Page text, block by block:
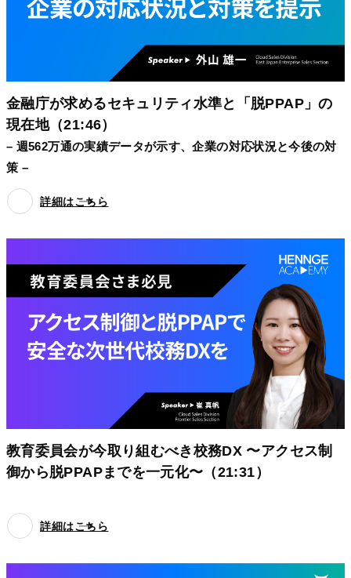
金融庁が求めるセキュリティ水準と「脱PPAP」の
現在地（21:46）
– 週562万通の実績データが示す、企業の対応状況と今後の対
策 –
詳細はこちら
教育委員会が今取り組むべき校務DX 〜アクセス制
御から脱PPAPまでを一元化〜（21:31）
詳細はこちら